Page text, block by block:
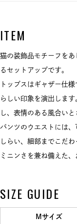
ITEM
猫の装飾品モチーフを
るセットアップです。
トップスはギャザー仕
らしい印象を演出しま
し、表情のある風合いと
パンツのウエストには
しらい、細部までこだ
ミニンさを兼ね備えた
SIZE GUIDE
Mサイズ